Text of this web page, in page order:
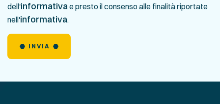
dell'informativae presto il consenso alle finalità riportate
nell'informativa.
INVIA